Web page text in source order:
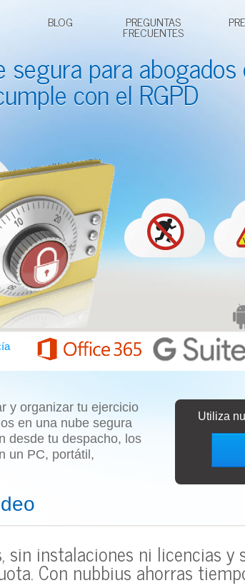
BLOG PREGUNTAS
FRECUENTES
segura paraabogados
con el RGPD
y organizar tu ejercicio
en una nube segura
desde tu despacho, los
un PC, portátil,
Utiliza
sin instalaciones ni licencias
Con nubbius ahorras